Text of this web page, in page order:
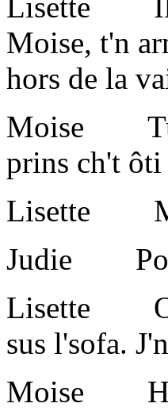
Moise, t'n
hors de la
Moise Tu
prins ch't ôti
Lisette
Judie
Lisette Ou
sus l'sofa.
Moise